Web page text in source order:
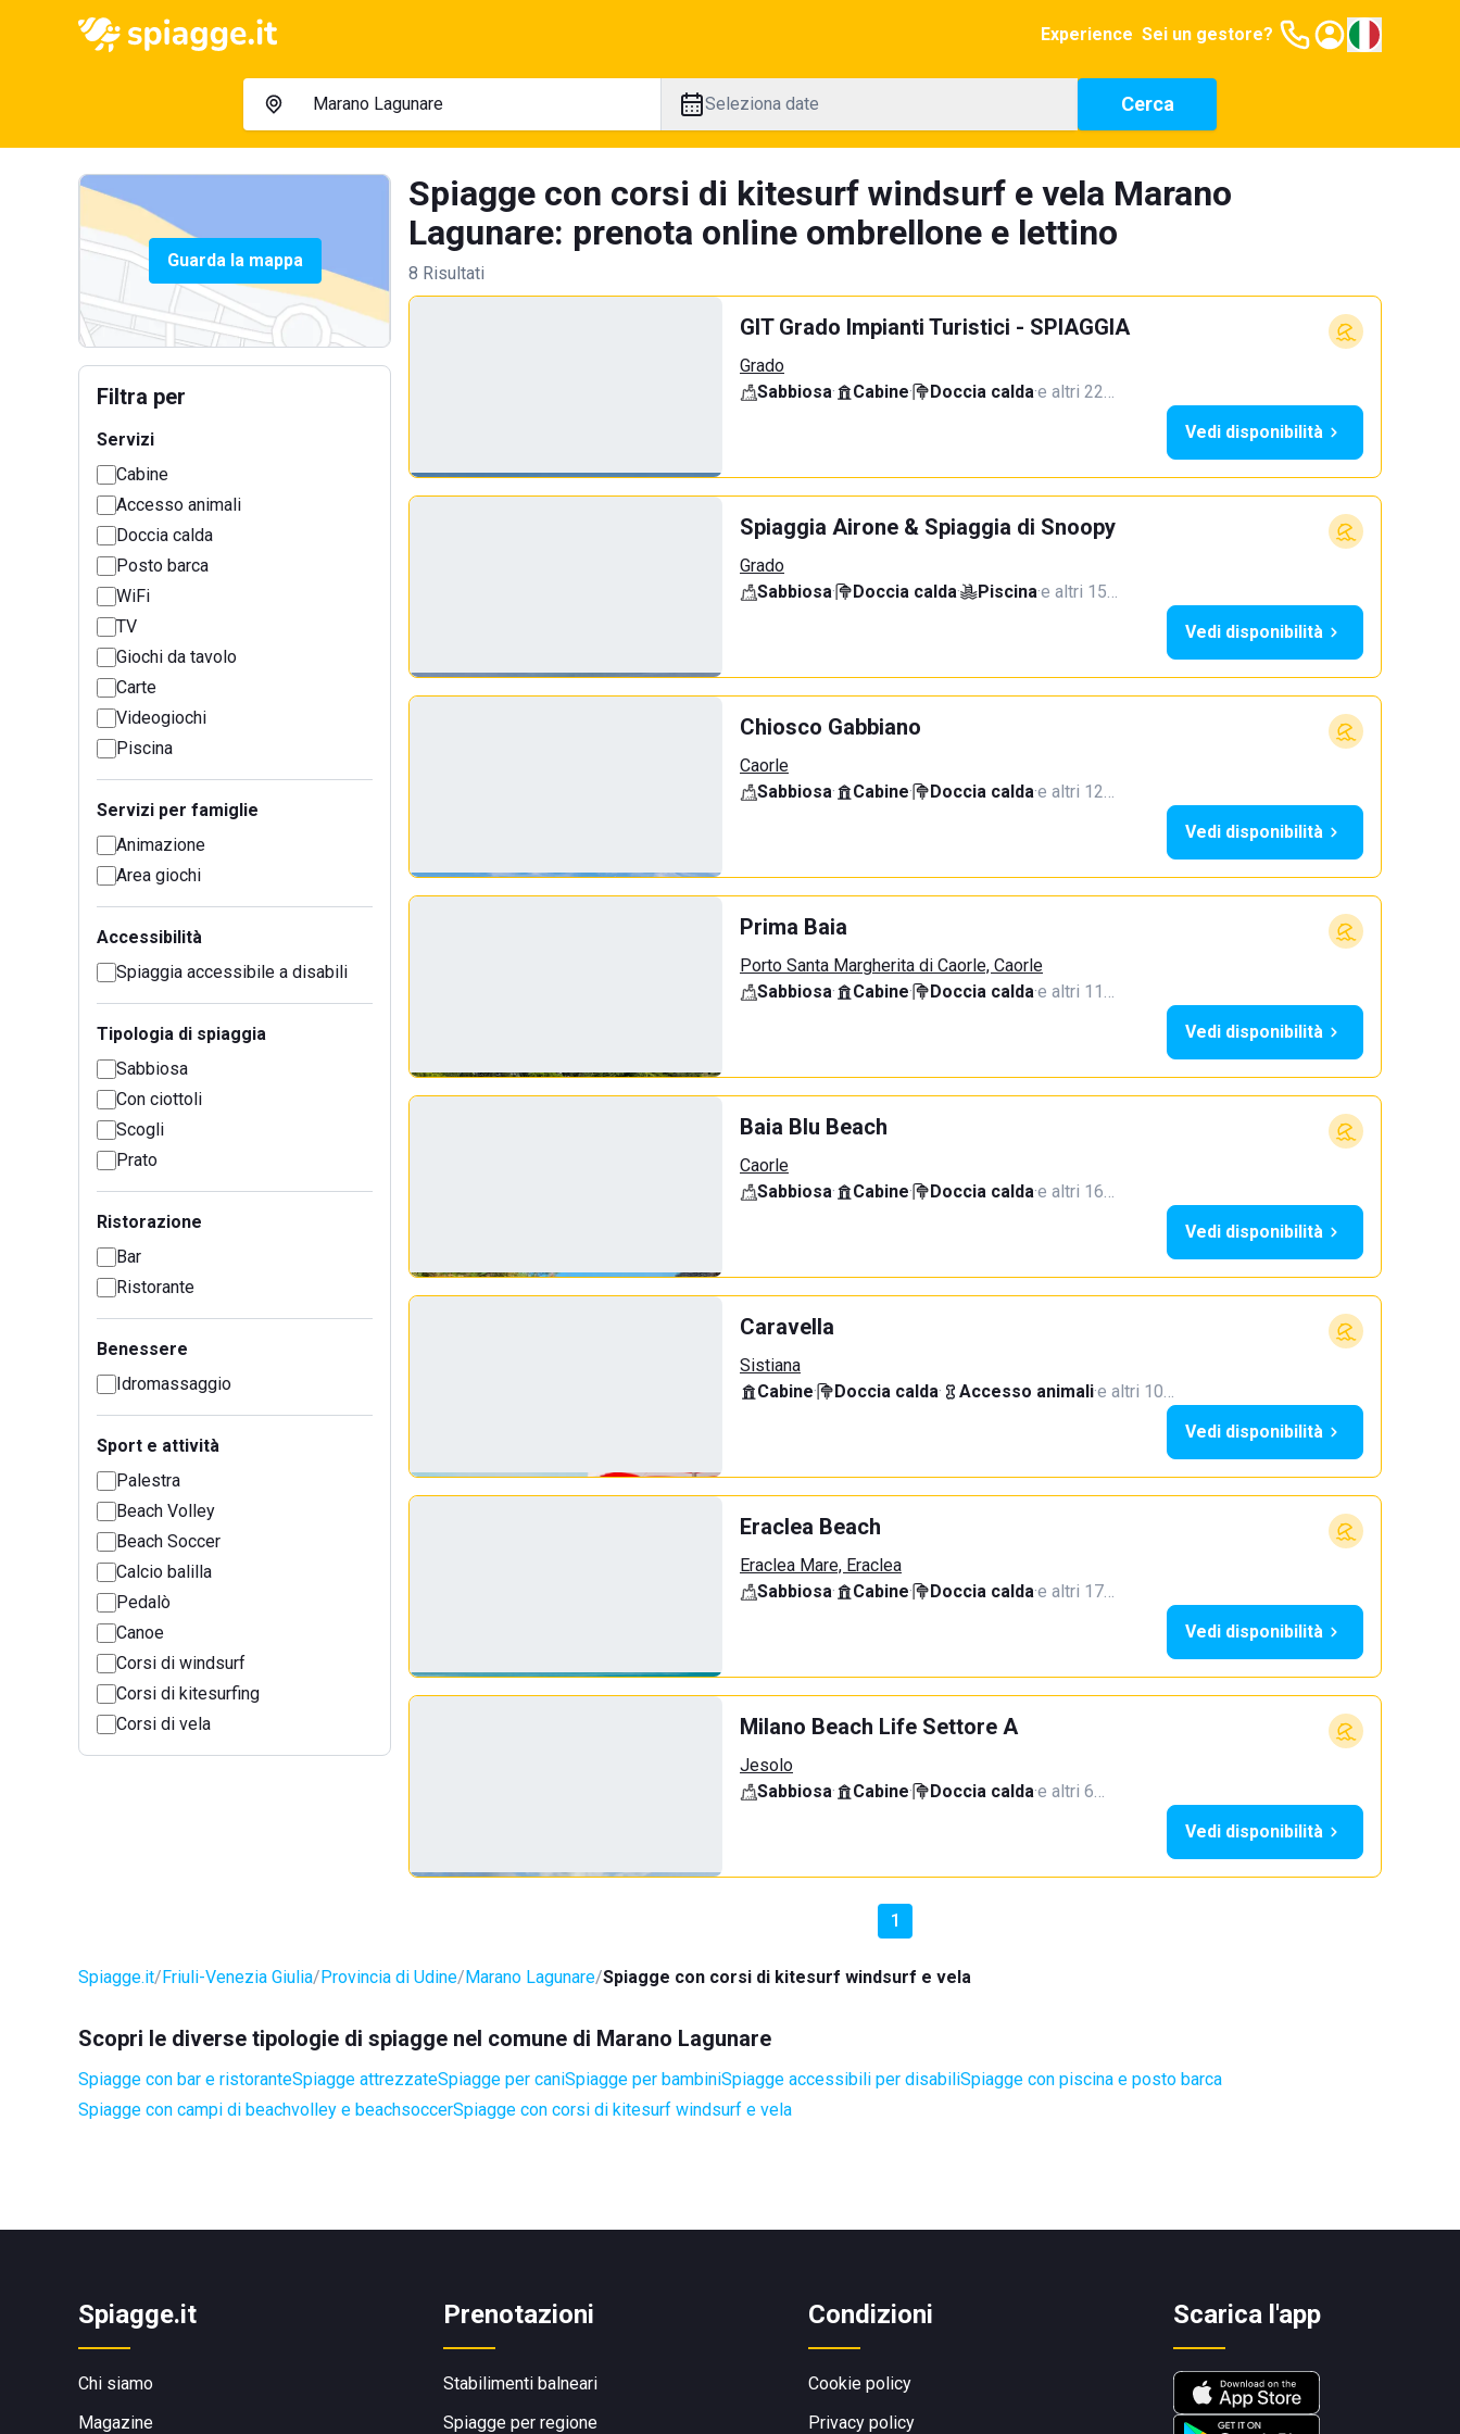
Experience Sei un gestore?
Seleziona date Cerca
Guarda la mappa
Filtra per
Servizi
Cabine
Accesso animali
Doccia calda
Posto barca
WiFi
TV
Giochi da tavolo
Carte
Videogiochi
Piscina
Servizi per famiglie
Animazione
Area giochi
Accessibilità
Spiaggia accessibile a disabili
Tipologia di spiaggia
Sabbiosa
Con ciottoli
Scogli
Prato
Ristorazione
Bar
Ristorante
Benessere
Idromassaggio
Sport e attività
Palestra
Beach Volley
Beach Soccer
Calcio balilla
Pedalò
Canoe
Corsi di windsurf
Corsi di kitesurfing
Corsi di vela
Spiagge con corsi di kitesurf windsurf e vela Marano
Lagunare: prenota online ombrellone e lettino
8 Risultati
GIT Grado Impianti Turistici - SPIAGGIA
Grado
Sabbiosa· Cabine· Doccia calda·e altri 22…
Vedi disponibilità
Spiaggia Airone & Spiaggia di Snoopy
Grado
Sabbiosa· Doccia calda· Piscina·e altri 15…
Vedi disponibilità
Chiosco Gabbiano
Caorle
Sabbiosa· Cabine· Doccia calda·e altri 12…
Vedi disponibilità
Prima Baia
Porto Santa Margherita di Caorle, Caorle
Sabbiosa· Cabine· Doccia calda·e altri 11…
Vedi disponibilità
Baia Blu Beach
Caorle
Sabbiosa· Cabine· Doccia calda·e altri 16…
Vedi disponibilità
Caravella
Sistiana
Cabine· Doccia calda· Accesso animali·e altri 10…
Vedi disponibilità
Eraclea Beach
Eraclea Mare, Eraclea
Sabbiosa· Cabine· Doccia calda·e altri 17…
Vedi disponibilità
Milano Beach Life Settore A
Jesolo
Sabbiosa· Cabine· Doccia calda·e altri 6…
Vedi disponibilità
1
Spiagge.it Friuli-Venezia Giulia Provincia di Udine Marano Lagunare Spiagge con corsi di kitesurf windsurf e vela
Scopri le diverse tipologie di spiagge nel comune di Marano Lagunare
Spiagge con bar e ristoranteSpiagge attrezzateSpiagge per caniSpiagge per bambiniSpiagge accessibili per disabiliSpiagge con piscina e posto barca
Spiagge con campi di beachvolley e beachsoccerSpiagge con corsi di kitesurf windsurf e vela
Spiagge.it
Chi siamo
Magazine
Prenotazioni
Stabilimenti balneari
Spiagge per regione
Condizioni
Cookie policy
Privacy policy
Scarica l'app